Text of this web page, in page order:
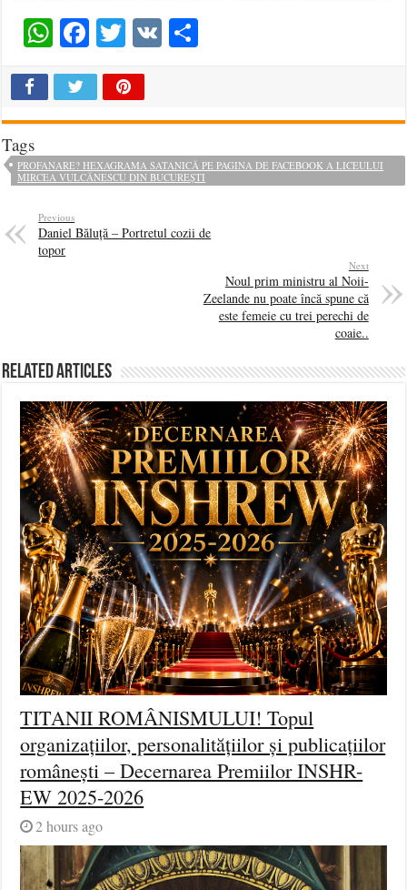
WhatsApp
Facebook
Twitter
VK
Tags
PROFANARE? HEXAGRAMA SATANICĂ PE PAGINA DE FACEBOOK A LICEULUI
MIRCEA VULCĂNESCU DIN BUCUREȘTI
Previous
Daniel Băluță – Portretul cozii de
topor
Next
Noul prim ministru al Noii-
Zeelande nu poate încă spune că
este femeie cu trei perechi de
coaie..
Related Articles
TITANII ROMÂNISMULUI! Topul
organizațiilor, personalitățiilor și publicațiilor
românești – Decernarea Premiilor INSHR-
EW 2025-2026
2 hours ago